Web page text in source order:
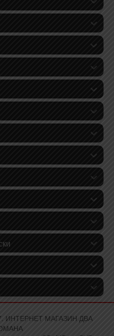
ИНТЕРНЕТ МАГАЗИН ДВА